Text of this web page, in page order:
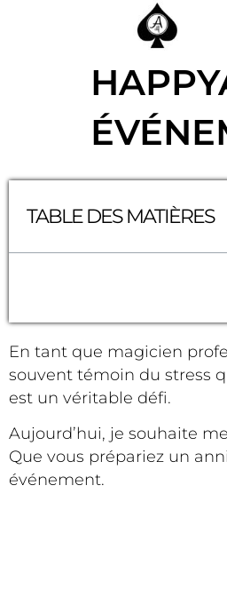
TABLE DES MATIÈRES
En tant que magicien
souvent témoin du stress
est un véritable défi.
Aujourd’hui, je souhaite
Que vous prépariez un
événement.